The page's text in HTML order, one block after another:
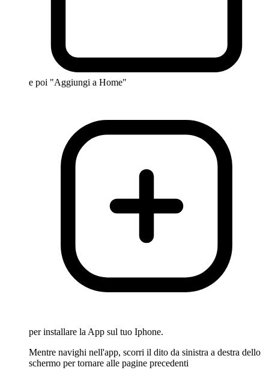
e poi "Aggiungi a Home"
per installare la App sul tuo Iphone.
Mentre navighi nell'app, scorri il dito da sinistra a destra dello
schermo per tornare alle pagine precedenti